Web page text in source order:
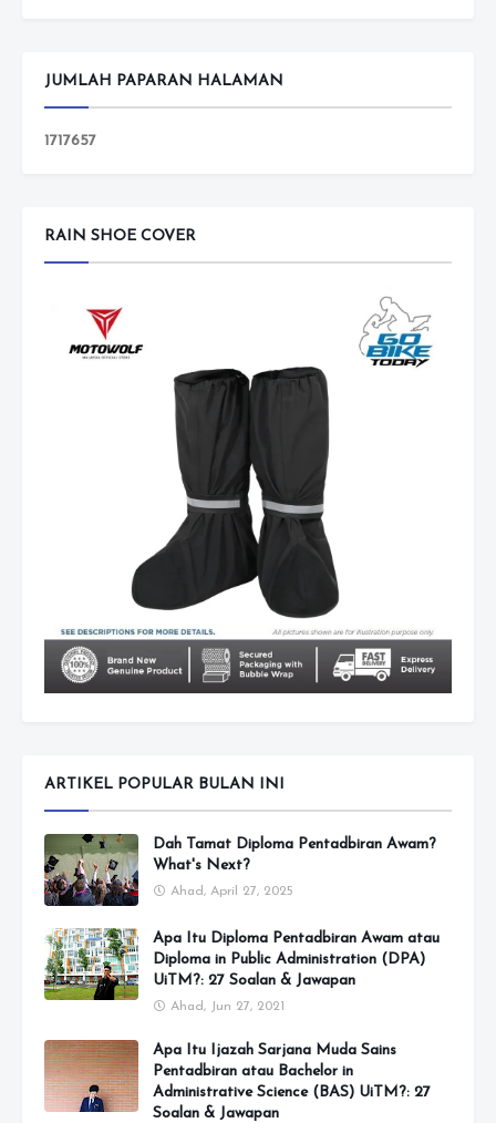
JUMLAH PAPARAN HALAMAN
1717657
RAIN SHOE COVER
ARTIKEL POPULAR BULAN INI
Dah Tamat Diploma Pentadbiran Awam?
What's Next?
Ahad, April 27, 2025
Apa Itu Diploma Pentadbiran Awam atau
Diploma in Public Administration (DPA)
UiTM?: 27 Soalan & Jawapan
Ahad, Jun 27, 2021
Apa Itu Ijazah Sarjana Muda Sains
Pentadbiran atau Bachelor in
Administrative Science (BAS) UiTM?: 27
Soalan & Jawapan